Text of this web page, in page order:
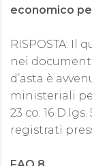
economico
RISPOSTA: Il
nei
d’asta è
ministeriali
23 co. 16
registrati